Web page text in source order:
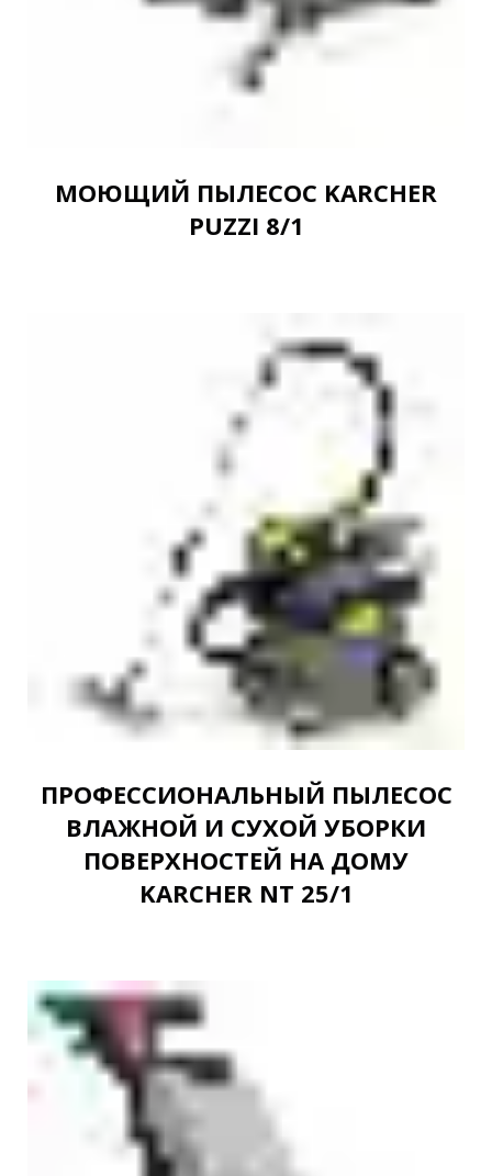
МОЮЩИЙ ПЫЛЕСОС KARCHER
PUZZI 8/1
ПРОФЕССИОНАЛЬНЫЙ ПЫЛЕСОС
ВЛАЖНОЙ И СУХОЙ УБОРКИ
ПОВЕРХНОСТЕЙ НА ДОМУ
KARCHER NT 25/1